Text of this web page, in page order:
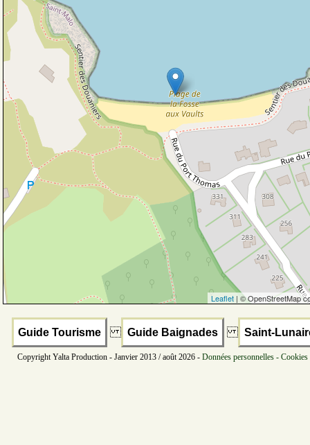
Leaflet | © OpenStreetMap
Guide Tourisme Guide Baignades Saint-
Copyright Yalta Production - Janvier 2013 / août 2026 - Données personnelles -